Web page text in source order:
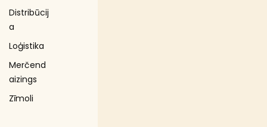
Distribūcij
a
Loģistika
Merčend
aizings
Zīmoli